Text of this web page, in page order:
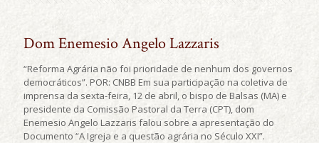
Dom Enemesio Angelo Lazzaris
“Reforma Agrária não foi prioridade de nenhum dos governos
democráticos”. POR: CNBB Em sua participação na coletiva de
imprensa da sexta-feira, 12 de abril, o bispo de Balsas (MA) e
presidente da Comissão Pastoral da Terra (CPT), dom
Enemesio Angelo Lazzaris falou sobre a apresentação do
Documento “A Igreja e a questão agrária no Século XXI”.